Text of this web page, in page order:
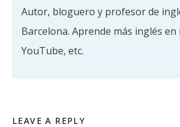
Autor, bloguero y profesor de
Barcelona. Aprende más inglés en
YouTube, etc.
LEAVE A REPLY